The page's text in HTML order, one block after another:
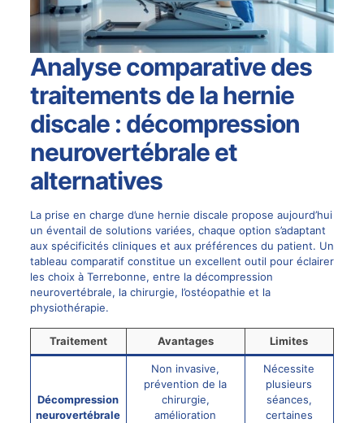
Analyse comparative des
traitements de la hernie
discale : décompression
neurovertébrale et
alternatives
La prise en charge d’une hernie discale propose aujourd’hui
un éventail de solutions variées, chaque option s’adaptant
aux spécificités cliniques et aux préférences du patient. Un
tableau comparatif constitue un excellent outil pour éclairer
les choix à Terrebonne, entre la décompression
neurovertébrale, la chirurgie, l’ostéopathie et la
physiothérapie.
Traitement Avantages Limites
Décompression
neurovertébrale
Non invasive,
prévention de la
chirurgie,
amélioration
Nécessite
plusieurs
séances,
certaines